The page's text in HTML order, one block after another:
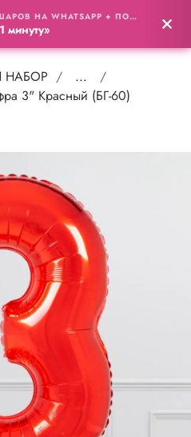
0
НАБОР
...
3" Красный (БГ-60)
ПОЛУЧИТЕ ПОДБОРКУ ШАРОВ НА WHATSAPP + ПОДАРОК
минуту»